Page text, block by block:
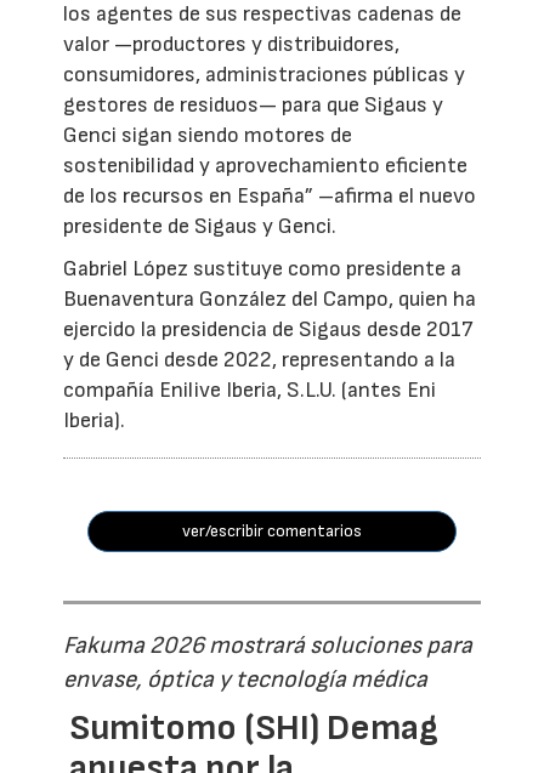
los agentes de sus respectivas cadenas de
valor —productores y distribuidores,
consumidores, administraciones públicas y
gestores de residuos— para que Sigaus y
Genci sigan siendo motores de
sostenibilidad y aprovechamiento eficiente
de los recursos en España” –afirma el nuevo
presidente de Sigaus y Genci.
Gabriel López sustituye como presidente a
Buenaventura González del Campo, quien ha
ejercido la presidencia de Sigaus desde 2017
y de Genci desde 2022, representando a la
compañía Enilive Iberia, S.L.U. (antes Eni
Iberia).
ver/escribir comentarios
Fakuma 2026 mostrará soluciones para
envase, óptica y tecnología médica
Sumitomo (SHI) Demag